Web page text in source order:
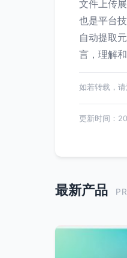
文件上传
也是平台
自动提取
言，理解
如若转载，
更新时间：
最新产品